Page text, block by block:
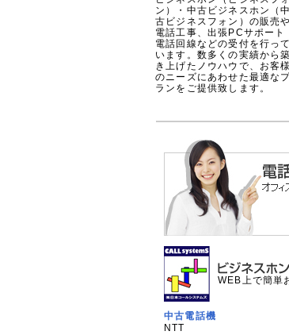
ン）・中古ビジネスホン（中
古ビジネスフォン）の販売や
電話工事、出張PCサポート
電話回線などの受付を行って
います。数多くの実績から築
き上げたノウハウで、お客様
のニーズにあわせた最適な
ランをご提供致します。
WEB上で簡単
中古電話機
NTT